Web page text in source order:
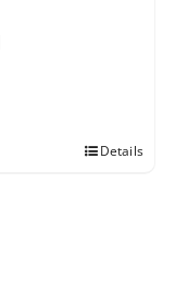
Details